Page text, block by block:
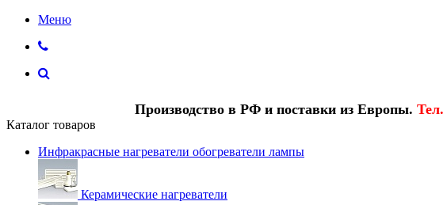
Меню
Производство в РФ и поставки из Европы. Тел.
Каталог товаров
Инфракрасные нагреватели обогреватели лампы
Керамические нагреватели